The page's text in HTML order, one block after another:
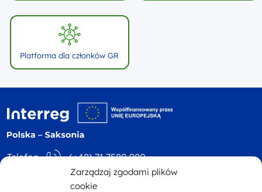
Zarządzaj zgodami plików
cookie
Platforma dla członków GR
Logo witryny -
Telefon
(+48) 71 7580 980
kontakt@plsn.eu Adres
ul. Św. Mikołaja 81